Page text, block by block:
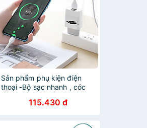
Sản phẩm phụ kiện điện
thoại -Bộ sạc nhanh , cóc
với 2 cổng sạc và dây dài
1m cao cấp ,, nhanh hơn
gấp 3 lần , nhỏ gọn và tiện
115.430 đ